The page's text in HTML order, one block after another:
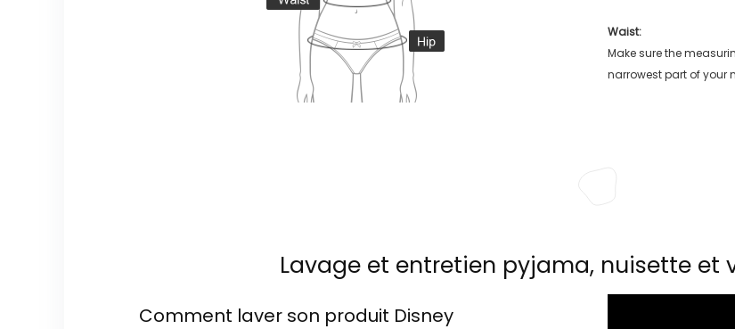
Waist:
Make sure the
narrowest part of your
Lavage et entretien pyjama, nuisette et
Comment laver son produit Disney